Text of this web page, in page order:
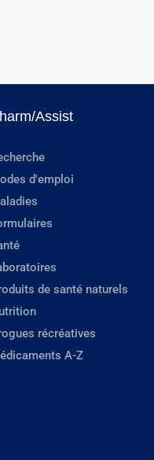
Assist
d'emploi
de santé naturels
récréatives
A-Z